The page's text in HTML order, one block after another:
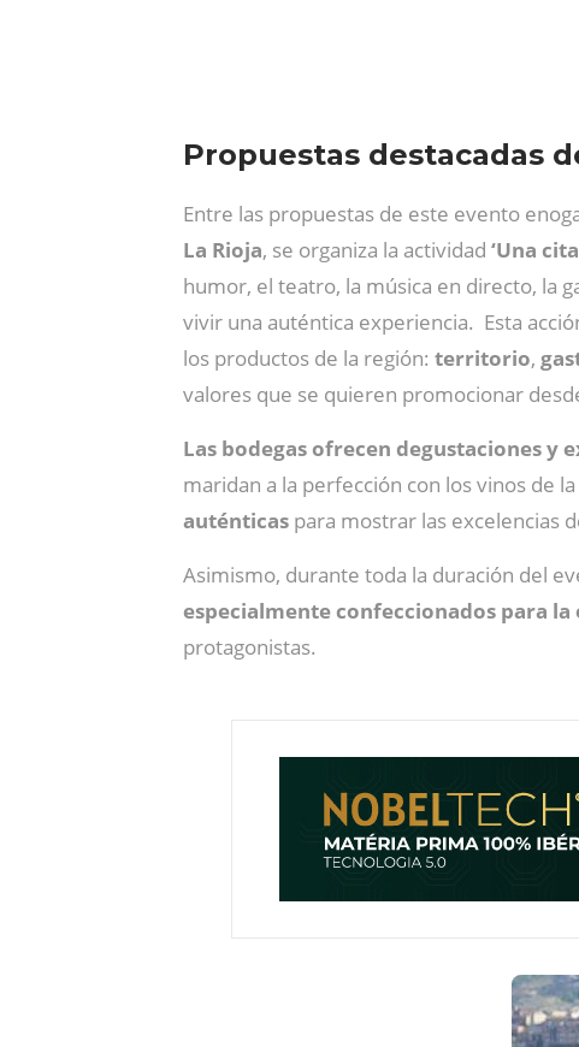
Propuestas destacadas
Entre las propuestas de este evento
La Rioja, se organiza la actividad ‘Una
humor, el teatro, la música en directo, la
vivir una auténtica experiencia. Esta
los productos de la región: territorio,
valores que se quieren promocionar
Las bodegas ofrecen degustaciones y
maridan a la perfección con los vinos de
auténticas para mostrar las excelencias
Asimismo, durante toda la duración del
especialmente confeccionados para la
protagonistas.